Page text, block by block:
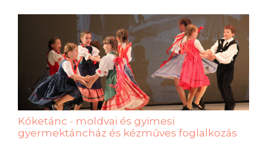
Kőketánc - moldvai és gyimesi
gyermektáncház és kézműves foglalkozás